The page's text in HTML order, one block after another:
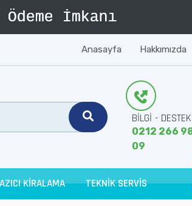
Anasayfa Hakkımızda
BİLGİ -
0212 266
09
KİRALAMA TEKNİK SERVİS